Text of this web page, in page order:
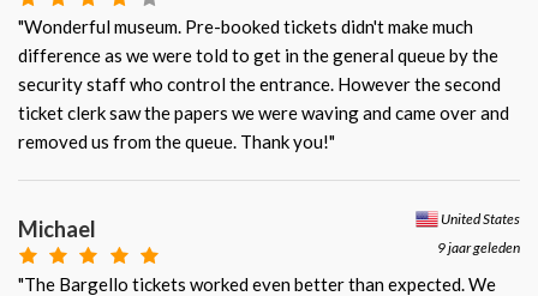
"Wonderful museum. Pre-booked tickets didn't make much
difference as we were told to get in the general queue by the
security staff who control the entrance. However the second
ticket clerk saw the papers we were waving and came over and
removed us from the queue. Thank you!"
United States
9 jaar geleden
Michael
"The Bargello tickets worked even better than expected. We